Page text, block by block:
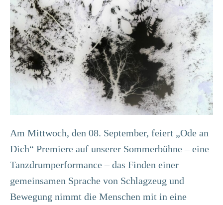
Am Mittwoch, den 08. September, feiert „Ode an
Dich“ Premiere auf unserer Sommerbühne – eine
Tanzdrumperformance – das Finden einer
gemeinsamen Sprache von Schlagzeug und
Bewegung nimmt die Menschen mit in eine